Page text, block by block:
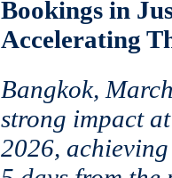
Bookings in
Accelerating
Bangkok,
strong impact
2026,